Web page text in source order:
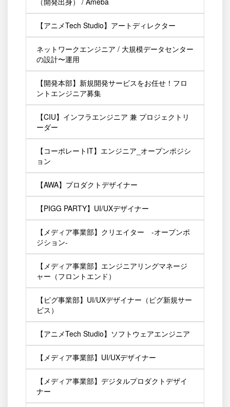
【アニメTech Studio】アートディレクター
ネットワークエンジニア / 大規模データセンター
の設計〜運用
【開発本部】新規開発サービスをお任せ！フロ
ントエンジニア募集
【CIU】インフラエンジニア 兼 プロジェクトリ
ーダー
【コーポレートIT】エンジニア_オープンポジシ
ョン
【AWA】プロダクトデザイナー
【PIGG PARTY】UI/UXデザイナー
【メディア事業部】クリエイター -オープンポ
ジション-
【メディア事業部】エンジニアリングマネージ
ャー（フロントエンド）
【ピグ事業部】UI/UXデザイナー（ピグ新規サー
ビス）
【アニメTech Studio】ソフトウェアエンジニア
【メディア事業部】UI/UXデザイナー
【メディア事業部】デジタルプロダクトデザイ
ナー